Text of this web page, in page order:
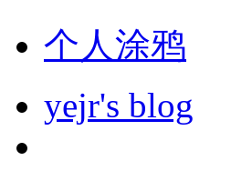
个人涂鸦
yejr's blog